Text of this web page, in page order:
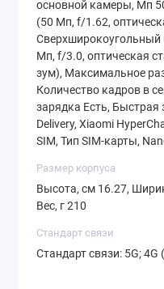
динамическим
цветами (до 68
Защита от царапин
оберегает эту
Фотографии как у
универсальная
Фото модуль
три
которых блестяще
задачей:
основной камеры, Мп
(50 Мп, f/1.62,
Сверхширокоугольный
Мп, f/3.0, оптическая
зум), Максимальное
Количество кадров в
зарядка Есть, Быстрая
Delivery, Xiaomi
SIM, Тип SIM-карты,
Размер корпуса
Высота, см 16.27,
Вес, г 210
Стандарт связи
Стандарт связи: 5G; 4G